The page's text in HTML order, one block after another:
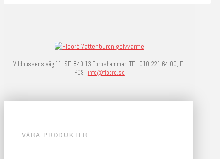
Vildhussens väg 11, SE-840 13 Torpshammar, TEL 010-221 64 00, E-
POST info@floore.se
VÅRA PRODUKTER